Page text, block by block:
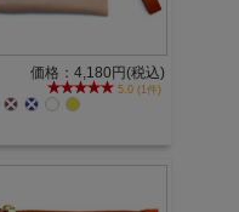
価格：4,180円(税込)
5.0 (1件)